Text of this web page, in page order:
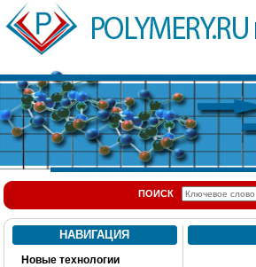
ПОИСК
НАВИГАЦИЯ
Новые технологии